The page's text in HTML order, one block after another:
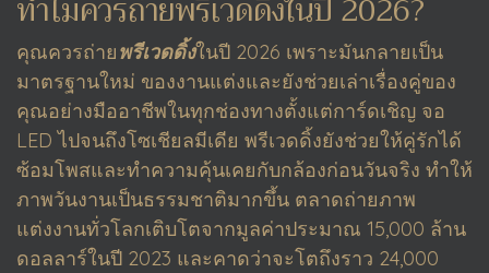
คุณควรถ่ายพรีเวดดิ้งในปี 2026 เพราะมันกลายเป็น
มาตรฐานใหม่ ของงานแต่งและยังช่วยเล่าเรื่องคู่ของ
คุณอย่างมืออาชีพในทุกช่องทางตั้งแต่การ์ดเชิญ จอ
LED ไปจนถึงโซเชียลมีเดีย พรีเวดดิ้งยังช่วยให้คู่รักได้
ซ้อมโพสและทำความคุ้นเคยกับกล้องก่อนวันจริง ทำให้
ภาพวันงานเป็นธรรมชาติมากขึ้น ตลาดถ่ายภาพ
แต่งงานทั่วโลกเติบโตจากมูลค่าประมาณ 15,000 ล้าน
ดอลลาร์ในปี 2023 และคาดว่าจะโตถึงราว 24,000